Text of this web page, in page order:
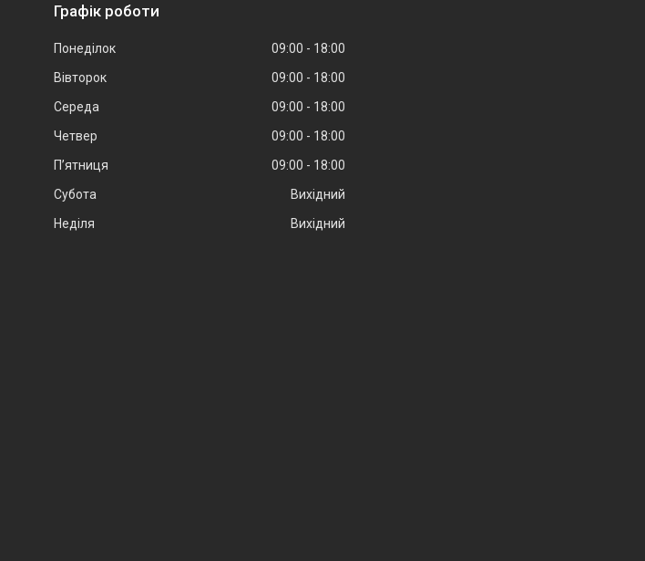
Графік роботи
Понеділок 09:00
18:00
Вівторок
09:00
18:00
Середа
09:00
18:00
Четвер
09:00
18:00
Пʼятниця
09:00
18:00
Субота
Вихідний
Неділя
Вихідний